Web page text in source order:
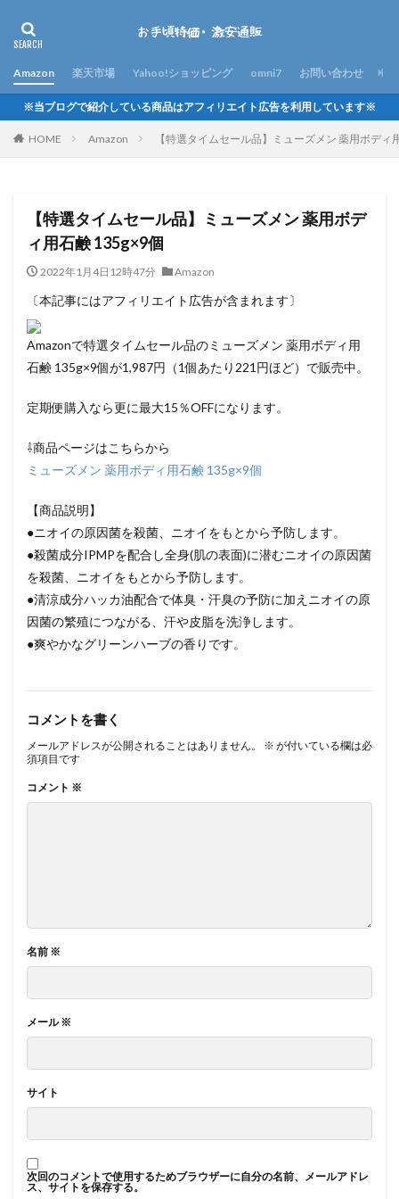
Amazon 楽天市場 Yahoo!ショッピング omni7 お問い合わせ
※当ブログで紹介している商品はアフィリエイト広告を利用しています※
HOME Amazon 【特選タイムセール品】ミューズメン 薬用ボディ
【特選タイムセール品】ミューズメン 薬用ボデ
ィ用石鹸 135g×9個
2022年1月4日12時47分 Amazon
〔本記事にはアフィリエイト広告が含まれます〕
Amazonで特選タイムセール品のミューズメン 薬用ボディ用
石鹸 135g×9個が1,987円（1個あたり221円ほど）で販売中。
定期便購入なら更に最大15％OFFになります。
⇩商品ページはこちらから
ミューズメン 薬用ボディ用石鹸 135g×9個
【商品説明】
●ニオイの原因菌を殺菌、ニオイをもとから予防します。
●殺菌成分IPMPを配合し全身(肌の表面)に潜むニオイの原因菌
を殺菌、ニオイをもとから予防します。
●清涼成分ハッカ油配合で体臭・汗臭の予防に加えニオイの原
因菌の繁殖につながる、汗や皮脂を洗浄します。
●爽やかなグリーンハーブの香りです。
コメントを書く
メールアドレスが公開されることはありません。 ※ が付いている欄は必
須項目です
コメント ※
名前 ※
メール※
サイト
次回のコメントで使用するためブラウザーに自分の名前、メールアドレ
ス、サイトを保存する。